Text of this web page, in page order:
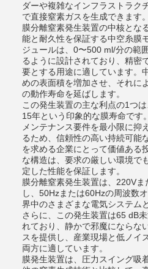
ダーや複雑なインフラストラク
で直接窒素ガスを生成できます。
膜分離窒素発生装置の中核とな
能と耐久性を保証する中空糸膜
ジュールは、0〜500 ml/分の範
るように設計されており、精密
要とする用途に適しています。
めの表面積を増加させ、それに
の動作寿命を延ばします。
この発生装置の主な利点の1つ
15年という印象的な膜寿命です
メンテナンス要件を最小限に抑
るため、信頼性の高い持続可能
を求める企業にとって価値ある
な構造は、要求の厳しい環境で
定した性能を保証します。
膜分離窒素発生装置は、220V
し、50Hzまたは60Hzの周波数
界中のさまざまな電気システム
さらに、この発生装置は65 dB
れており、静かで邪魔にならな
スを提供し、産業現場と低ノイ
両方に適しています。
膜発生装置は、圧力スイング吸